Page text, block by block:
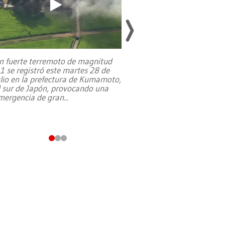
fuerte terremoto de magnitud
se registró este martes 28 de
en la prefectura de Kumamoto,
sur de Japón, provocando una
de gran...